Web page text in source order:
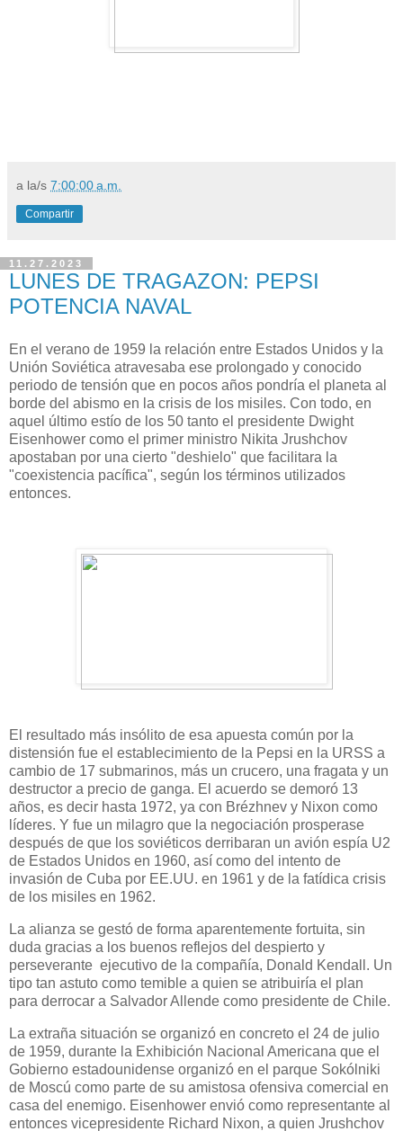
a la/s 7:00:00 a.m.
Compartir
11.27.2023
LUNES DE TRAGAZON: PEPSI
POTENCIA NAVAL
En el verano de 1959 la relación entre Estados Unidos y la
Unión Soviética atravesaba ese prolongado y conocido
periodo de tensión que en pocos años pondría el planeta al
borde del abismo en la crisis de los misiles. Con todo, en
aquel último estío de los 50 tanto el presidente Dwight
Eisenhower como el primer ministro Nikita Jrushchov
apostaban por una cierto "deshielo" que facilitara la
"coexistencia pacífica", según los términos utilizados
entonces.
El resultado más insólito de esa apuesta común por la
distensión fue el establecimiento de la Pepsi en la URSS a
cambio de 17 submarinos, más un crucero, una fragata y un
destructor a precio de ganga. El acuerdo se demoró 13
años, es decir hasta 1972, ya con Brézhnev y Nixon como
líderes. Y fue un milagro que la negociación prosperase
después de que los soviéticos derribaran un avión espía U2
de Estados Unidos en 1960, así como del intento de
invasión de Cuba por EE.UU. en 1961 y de la fatídica crisis
de los misiles en 1962.
La alianza se gestó de forma aparentemente fortuita, sin
duda gracias a los buenos reflejos del despierto y
perseverante ejecutivo de la compañía, Donald Kendall. Un
tipo tan astuto como temible a quien se atribuiría el plan
para derrocar a Salvador Allende como presidente de Chile.
La extraña situación se organizó en concreto el 24 de julio
de 1959, durante la Exhibición Nacional Americana que el
Gobierno estadounidense organizó en el parque Sokólniki
de Moscú como parte de su amistosa ofensiva comercial en
casa del enemigo. Eisenhower envió como representante al
entonces vicepresidente Richard Nixon, a quien Jrushchov